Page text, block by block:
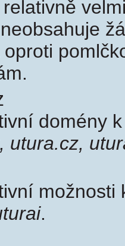
domény
utura.cz,
.